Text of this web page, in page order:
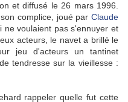
et diffusé le 26 mars 1996.
complice, joué par Claude
ne voulaient pas s'ennuyer et
acteurs, le navet a brillé le
jeu d'acteurs un tantinet
tendresse sur la vieillesse :
rappeler quelle fut cette